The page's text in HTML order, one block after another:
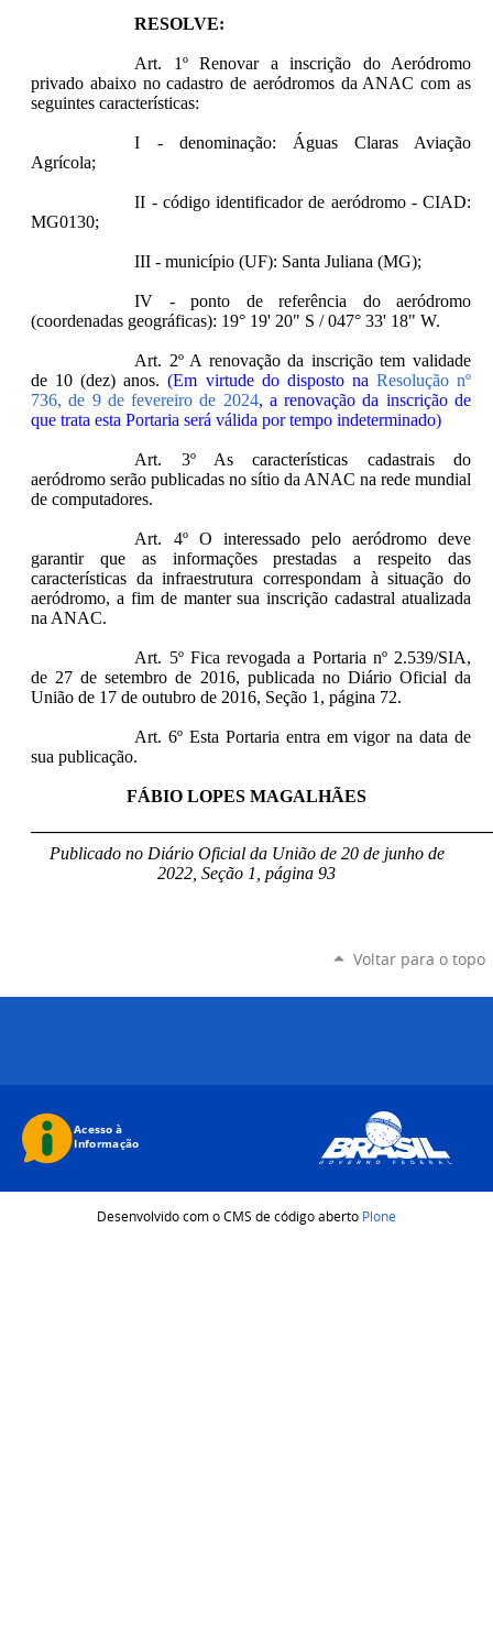
RESOLVE:
Art. 1º Renovar a inscrição do Aeródromo
privado abaixo no cadastro de aeródromos da ANAC com as
seguintes características:
I - denominação: Águas Claras Aviação
Agrícola;
II - código identificador de aeródromo - CIAD:
MG0130;
III - município (UF): Santa Juliana (MG);
IV - ponto de referência do aeródromo
(coordenadas geográficas): 19° 19' 20" S / 047° 33' 18" W.
Art. 2º A renovação da inscrição tem validade
de 10 (dez) anos.(Em virtude do disposto na Resolução nº
736, de 9 de fevereiro de 2024, a renovação da inscrição de
que trata esta Portaria será válida por tempo indeterminado)
Art. 3º As características cadastrais do
aeródromo serão publicadas no sítio da ANAC na rede mundial
de computadores.
Art. 4º O interessado pelo aeródromo deve
garantir que as informações prestadas a respeito das
características da infraestrutura correspondam à situação do
aeródromo, a fim de manter sua inscrição cadastral atualizada
na ANAC.
Art. 5º Fica revogada a Portaria nº 2.539/SIA,
de 27 de setembro de 2016, publicada no Diário Oficial da
União de 17 de outubro de 2016, Seção 1, página 72.
Art. 6º Esta Portaria entra em vigor na data de
sua publicação.
FÁBIO LOPES MAGALHÃES
Publicado no Diário Oficial da União de 20 de junho de
2022, Seção 1, página 93
Voltar para o topo
Desenvolvido com o CMS de código aberto Plone